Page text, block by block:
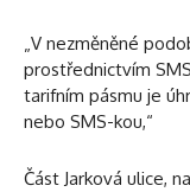
„V nezměněné
prostřednictvím
tarifním pásmu je
nebo SMS-kou,“
Část Jarková ulice,